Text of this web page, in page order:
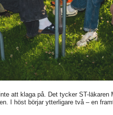
att klaga på. Det tycker ST-
I höst börjar ytterligare två – en